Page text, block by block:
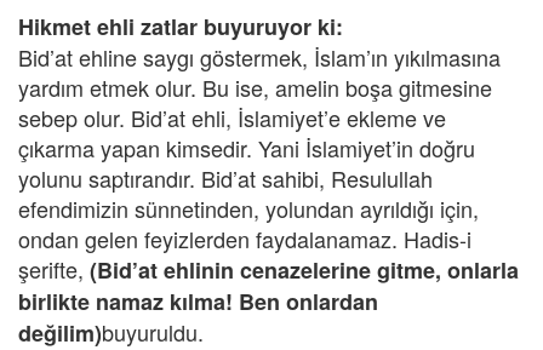
Hikmet ehli zatlar buyuruyor ki:
Bid’at ehline saygı göstermek, İslam’ın yıkılmasına
yardım etmek olur. Bu ise, amelin boşa gitmesine
sebep olur. Bid’at ehli, İslamiyet’e ekleme ve
çıkarma yapan kimsedir. Yani İslamiyet’in doğru
yolunu saptırandır. Bid’at sahibi, Resulullah
efendimizin sünnetinden, yolundan ayrıldığı için,
ondan gelen feyizlerden faydalanamaz. Hadis-i
şerifte, (Bid’at ehlinin cenazelerine gitme, onlarla
birlikte namaz kılma! Ben onlardan
değilim)buyuruldu.